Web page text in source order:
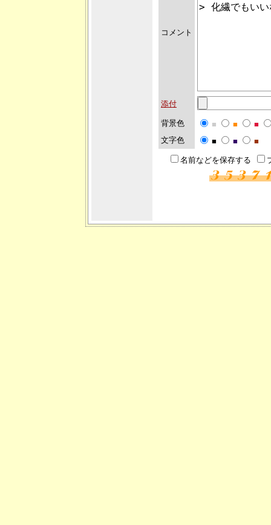
コメント
添付
背景色 ■ ■
■
文字色
■ ■ ■
名前などを保存する